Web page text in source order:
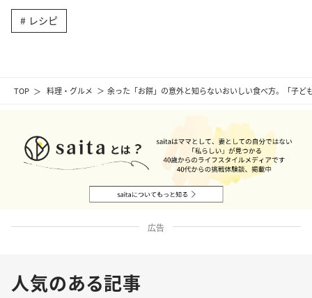
TOP 料理・グルメ 余った「お餅」の意外と知らないおいしい食べ方。「子ど
レシピ
広告
人気のある記事